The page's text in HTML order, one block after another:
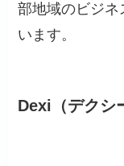
部地域のビジネ
います。
Dexi（デクシ